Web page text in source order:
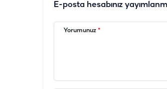
E-posta hesabınız
Yorumunuz *